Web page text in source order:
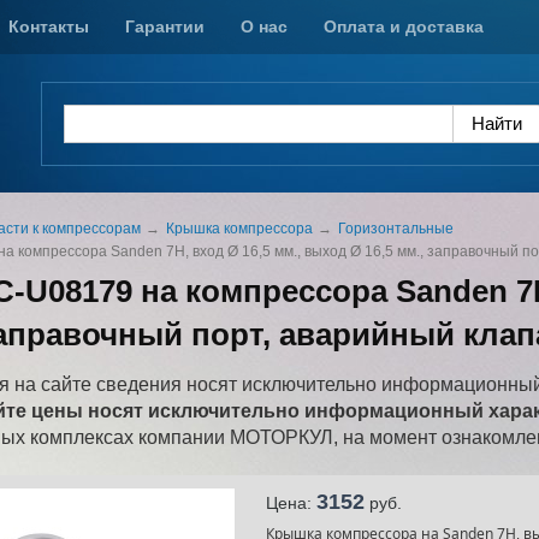
Контакты Гарантии О нас Оплата и доставка
к компрессорам Крышка компрессора
Горизонтальные
компрессора Sanden 7H, вход Ø 16,5 мм., выход Ø 16,5 мм., заправочный
U08179 на компрессора Sanden
порт, аварийный
на сайте сведения носят исключительно
цены носят исключительно информационный
комплексах компании МОТОРКУЛ, на момент
Цена: 3152 pуб.
Крышка компрессора на Sanden 7Н,